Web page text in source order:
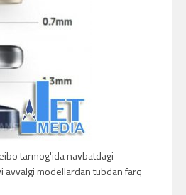
tarmog'ida navbatdagi
modellardan tubdan farq